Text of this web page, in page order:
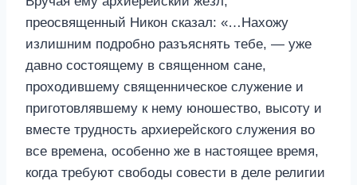
преосвященный Никон сказал: «…Нахожу
излишним подробно разъяснять тебе, — уже
давно состоящему в священном сане,
проходившему священническое служение и
приготовлявшему к нему юношество, высоту и
вместе трудность архиерейского служения во
все времена, особенно же в настоящее время,
когда требуют свободы совести в деле религии